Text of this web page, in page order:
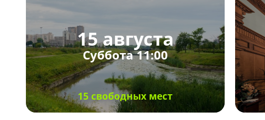
15 августа
Суббота 11:00
15 свободных мест